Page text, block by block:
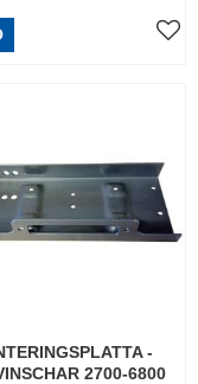
-
2700-6800